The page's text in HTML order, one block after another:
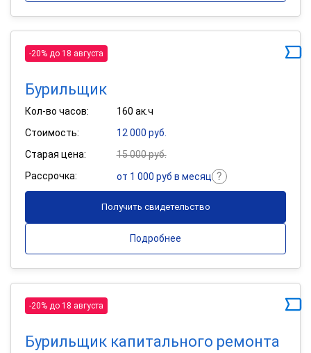
-20% до 18 августа
Бурильщик
Кол-во часов:
160 ак.ч
Стоимость:
12 000 руб.
Старая цена:
15 000 руб.
Рассрочка:
от 1 000 руб в месяц
Получить свидетельство
Подробнее
-20% до 18 августа
Бурильщик капитального ремонта